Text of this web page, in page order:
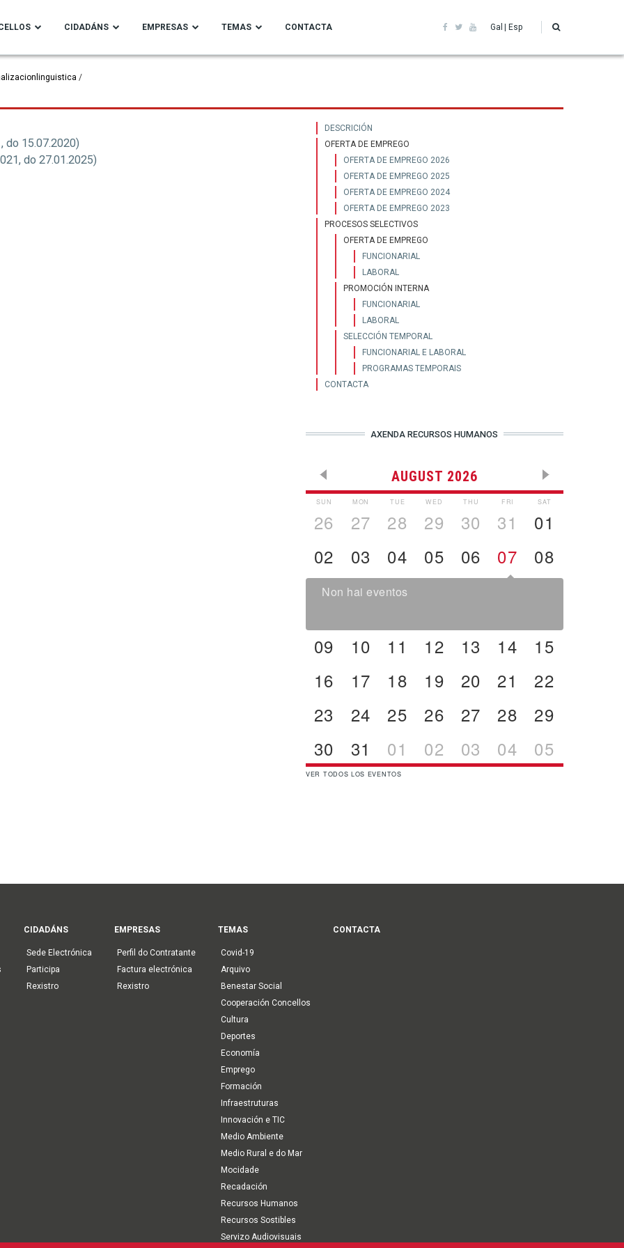
CIDADÁNS EMPRESAS TEMAS CONTACTA Gal Esp
do 15.07.2020)
do 27.01.2025)
Recursos
humanos
DESCRICIÓN
OFERTA DE EMPREGO
OFERTA DE EMPREGO 2026
OFERTA DE EMPREGO 2025
OFERTA DE EMPREGO 2024
OFERTA DE EMPREGO 2023
PROCESOS SELECTIVOS
OFERTA DE EMPREGO
FUNCIONARIAL
LABORAL
PROMOCIÓN INTERNA
FUNCIONARIAL
LABORAL
SELECCIÓN TEMPORAL
FUNCIONARIAL E LABORAL
PROGRAMAS TEMPORAIS
CONTACTA
AXENDA RECURSOS HUMANOS
AUGUST 2026
SUN
26
MON
27
TUE
28
WED
29
THU
30
FRI
31
SAT
01
02
03 04 05 06 07 08
Non hai eventos
09 10 11 12 13 14
15
16
17 18 19 20 21
22
23
24 25 26 27 28
29
30
31 01 02 03 04 05
VER TODOS LOS EVENTOS
CIDADÁNS
Sede Electrónica
Participa
Rexistro
EMPRESAS
Perfil do Contratante
Factura electrónica
Rexistro
TEMAS
Covid-19
Arquivo
Benestar Social
Cooperación Concellos
Cultura
Deportes
Economía
Emprego
Formación
Infraestruturas
Innovación e TIC
Medio Ambiente
Medio Rural e do Mar
Mocidade
Recadación
Recursos Humanos
Recursos Sostibles
Servizo Audiovisuais
CONTACTA